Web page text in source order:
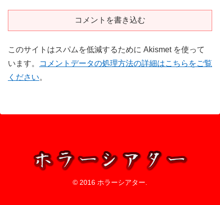
コメントを書き込む
このサイトはスパムを低減するために Akismet を使って
います。
コメントデータの処理方法の詳細はこちらをご覧
ください。
© 2016 ホラーシアター.